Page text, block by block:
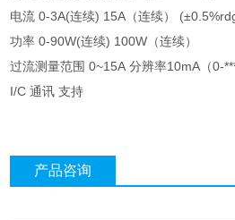
电流 0-3A(连续) 15A（连续）
功率 0-90W(连续) 100W（连续）
过流测量范围 0~15A 分辨率10mA（0-
I/C 通讯 支持
产品咨询